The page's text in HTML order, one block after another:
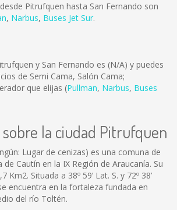
Pitrufquen hasta San Fernando son
, Narbus, Buses Jet Sur.
y San Fernando es (N/A) y puedes
de Semi Cama, Salón Cama;
que elijas (Pullman, Narbus, Buses
la ciudad Pitrufquen
Lugar de cenizas) es una comuna de
de Cautín en la IX Región de Araucanía. Su
Km2. Situada a 38º 59’ Lat. S. y 72º 38’
encuentra en la fortaleza fundada en
del río Toltén.